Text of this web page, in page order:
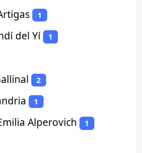
1
del Yí 1
2
1
Alperovich 1